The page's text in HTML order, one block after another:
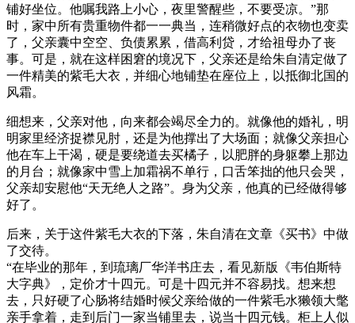
铺好坐位。他嘱我路上小心，夜里警醒些，不要受凉。”那
时，家中所有贵重物件都一一典当，连稍微好点的衣物也变卖
了，父亲囊中空空、负债累累，借高利贷，才给祖母办了丧
事。可是，就在这样困窘的境况下，父亲还是给朱自清定做了
一件精美的紫毛大衣，并细心地铺垫在座位上，以抵御北国的
风霜。
细想来，父亲对他，向来都会竭尽全力的。就像他的婚礼，明
明家里经济捉襟见肘，还是为他撑出了大场面；就像父亲担心
他在车上干渴，硬是要绕道去买橘子，以肥胖的身躯攀上那边
的月台；就像家中雪上加霜祸不单行，口舌笨拙的他只会哭，
父亲却安慰他“天无绝人之路”。身为父亲，他真的已经做得够
好了。
后来，关于这件紫毛大衣的下落，朱自清在文章《买书》中做
了交待。
“在毕业的那年，到琉璃厂华洋书庄去，看见新版《韦伯斯特
大字典》，定价才十四元。可是十四元并不容易找。想来想
去，只好硬了心肠将结婚时候父亲给做的一件紫毛水獭领大氅
亲手拿着，走到后门一家当铺里去，说当十四元钱。柜上人似